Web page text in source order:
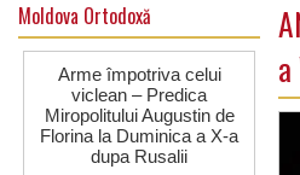
Moldova Ortodoxă
Arme împotriva celui
viclean – Predica
Miropolitului Augustin de
Florina la Duminica a X-a
dupa Rusalii